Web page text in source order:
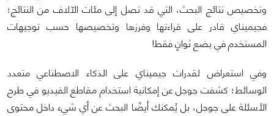
وتخصيص نتائج البحث، التي قد تصل إلى مئات الآلاف من النتائج؛
فجيميناي قادر على قراءتها وفرزها وتخصيصها حسب توجيهات
المستخدم في بضع ثوانٍ فقط!
وفي استعراض لقدرات جيميناي على الذكاء الاصطناعي متعدد
الوسائط؛ كشفت جوجل عن إمكانية استخدام مقاطع الفيديو في طرح
الأسئلة على جوجل، بل يُمكنك أيضًا البحث عن أي شيء داخل محتوى